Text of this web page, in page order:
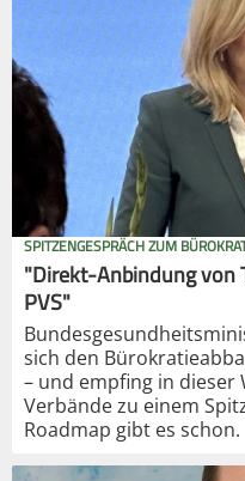
SPITZENGESPRÄCH ZUM
"Direkt-Anbindung von
PVS"
sich den
– und empfing in
Verbände zu einem
Roadmap gibt es schon.